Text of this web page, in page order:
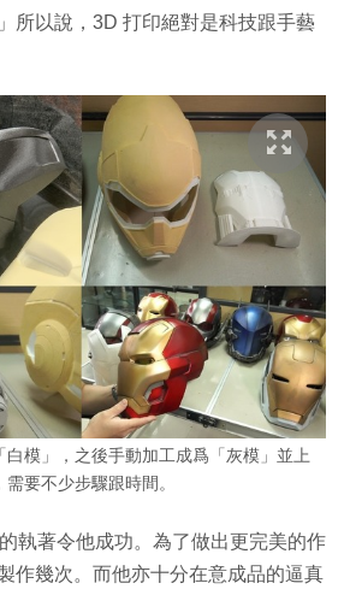
所以說，3D 打印絕對是科技跟手藝
白模」，之後手動加工成爲「灰模」並上
需要不少步驟跟時間。
執著令他成功。為了做出更完美的作
作幾次。而他亦十分在意成品的逼真